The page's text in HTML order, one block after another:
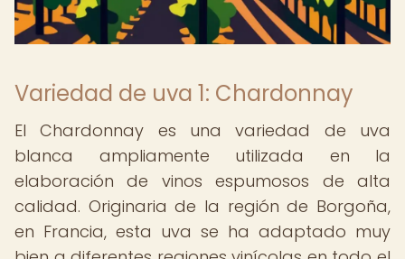
Variedad de uva 1: Chardonnay
El Chardonnay es una variedad de uva
blanca ampliamente utilizada en la
elaboración de vinos espumosos de alta
calidad. Originaria de la región de Borgoña,
en Francia, esta uva se ha adaptado muy